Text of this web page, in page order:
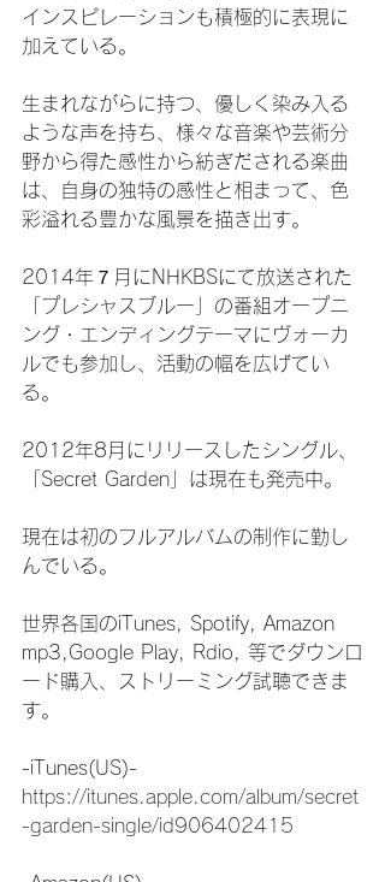
インスピレーションも積極的に表現に
加えている。
生まれながらに持つ、優しく染み入る
ような声を持ち、様々な音楽や芸術分
野から得た感性から紡ぎだされる楽曲
は、自身の独特の感性と相まって、色
彩溢れる豊かな風景を描き出す。
2014年７月にNHKBSにて放送された
「プレシャスブルー」の番組オープニ
ング・エンディングテーマにヴォーカ
ルでも参加し、活動の幅を広げてい
る。
2012年8月にリリースしたシングル、
「Secret Garden」は現在も発売中。
現在は初のフルアルバムの制作に勤し
んでいる。
世界各国のiTunes, Spotify, Amazon
mp3,Google Play, Rdio, 等でダウンロ
ード購入、ストリーミング試聴できま
す。
-iTunes(US)-
https://itunes.apple.com/album/secret
-garden-single/id906402415